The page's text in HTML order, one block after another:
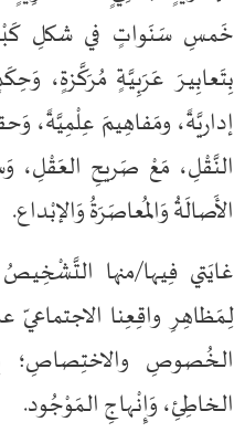
سَنَواتٍ
عَرَبِيَّـةٍ مُرَكَّزةٍ،
ومَفاهِيمَ عِلْمِيَّةً،
مَعْ صَريحِ العَقْلِ،
وَالمُعاصَرَةُ وَالإبْداع.
فِيـها/منها التَّشْخِيصُ
واقِعِنا الاجتماعيّ
والاختِصاصِ؛
وَإِنْـهاجِ الـمَوْجُود.